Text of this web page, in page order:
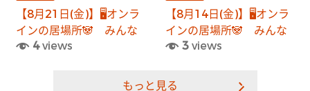
【8月21日(金)】🖥️オンラ
インの居場所🐼＿みんな
の居場所
4 views
【8月14日(金)】🖥️オンラ
インの居場所🐼＿みんな
の居場所
3views
もっと見る